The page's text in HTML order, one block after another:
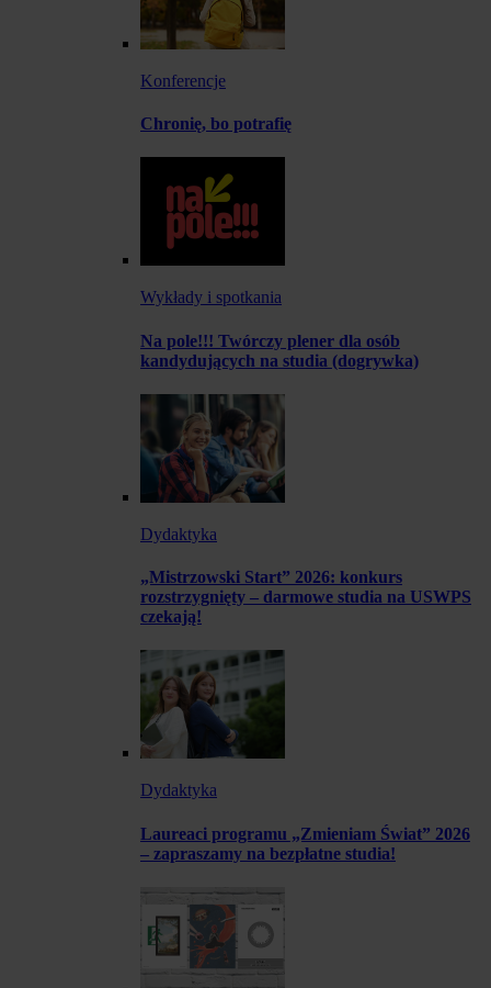
Konferencje
Chronię, bo potrafię
Wykłady i spotkania
Na pole!!! Twórczy plener dla osób
kandydujących na studia (dogrywka)
Dydaktyka
„Mistrzowski Start” 2026: konkurs
rozstrzygnięty – darmowe studia na USWPS
czekają!
Dydaktyka
Laureaci programu „Zmieniam Świat” 2026
– zapraszamy na bezpłatne studia!